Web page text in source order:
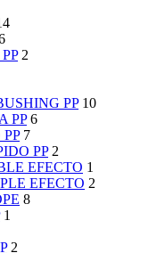
2
PP 10
PP 6
7
PP 2
EFECTO 1
EFECTO 2
8
1
2